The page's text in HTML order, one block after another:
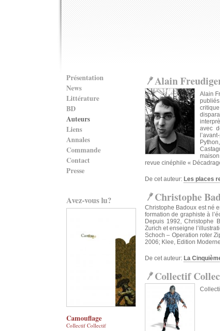
Présentation
News
Littérature
BD
Auteurs
Liens
Annales
Commande
Contact
Presse
Avez-vous lu?
Camouflage
Collectif Collectif
Alain
Alain
avec
revue cinéphile «
De cet auteur: Les places
Christophe
Christophe Badoux est né
formation de graphiste à
Depuis 1992, Christophe
Zurich et enseigne
Schoch – Operation roter
2006; Klee, Edition
De cet auteur: La
Collectif